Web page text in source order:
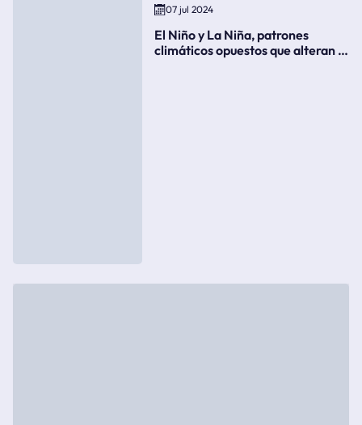
07 jul 2024
El Niño y La Niña, patrones
climáticos opuestos que alteran la